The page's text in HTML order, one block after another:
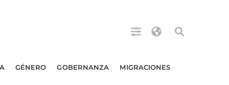
GÉNERO GOBERNANZA MIGRACIONES